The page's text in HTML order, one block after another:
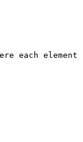
each